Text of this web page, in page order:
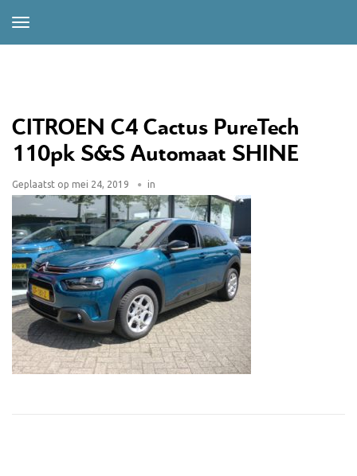
CITROEN C4 Cactus PureTech
110pk S&S Automaat SHINE
Geplaatst op mei 24, 2019 in